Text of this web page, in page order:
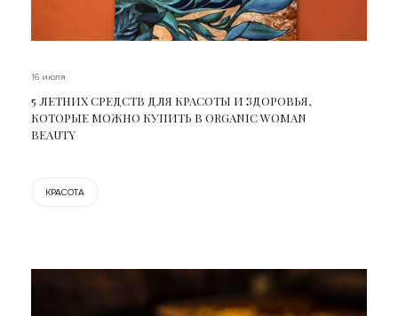
16 июля
5 ЛЕТНИХ СРЕДСТВ ДЛЯ КРАСОТЫ И ЗДОРОВЬЯ,
КОТОРЫЕ МОЖНО КУПИТЬ В ORGANIC WOMAN
BEAUTY
КРАСОТА